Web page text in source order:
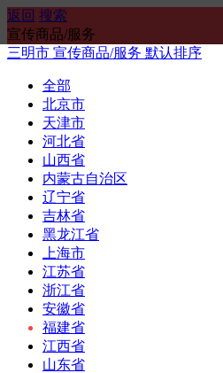
返回 搜索
宣传商品/服务
三明市 宣传商品/服务 默认排序
全部
北京市
天津市
河北省
山西省
内蒙古自治区
辽宁省
吉林省
黑龙江省
上海市
江苏省
浙江省
安徽省
福建省
江西省
山东省